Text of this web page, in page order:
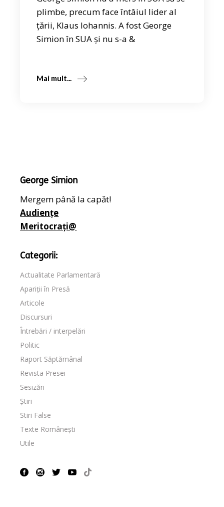
plimbe, precum face întâiul lider al
țării, Klaus Iohannis. A fost George
Simion în SUA și nu s-a &
Mai mult...
George Simion
Mergem până la capăt!
Audiențe
Meritocrați@
Categorii:
Actualitate Parlamentară
Apariții în Presă
Articole
Discursuri
Întrebări / interpelări
Politic
Raport Săptămânal
Revista Presei
Sesizări
Știri
Stiri False
Texte Românești
Utile